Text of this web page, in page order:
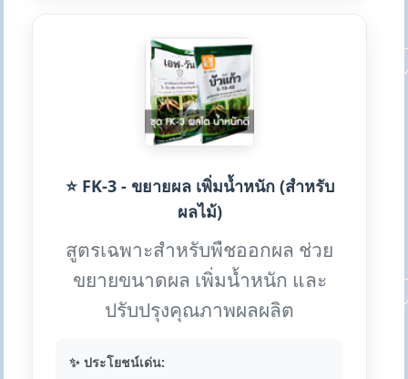
⭐ FK-3 - ขยายผล เพิ่มน้ำหนัก (สำหรับ
ผลไม้)
สูตรเฉพาะสำหรับพืชออกผล ช่วย
ขยายขนาดผล เพิ่มน้ำหนัก และ
ปรับปรุงคุณภาพผลผลิต
✨ ประโยชน์เด่น: